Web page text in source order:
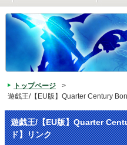
トップページ
>
遊戯王/【EU版】Quarter Century
遊戯王/【EU版】Quarter
ド】リンク